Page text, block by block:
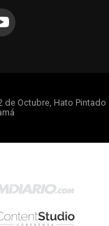
de Octubre, Hato Pintado